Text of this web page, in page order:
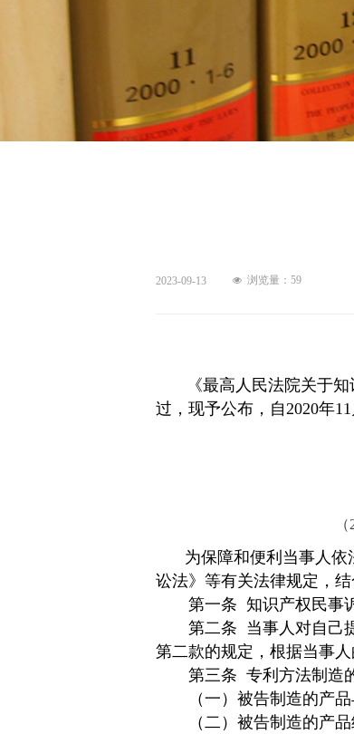
2023-09-13
《最高人民法院关于知
过，现予公布， 自2020年11
（
为保障和便利当事人
讼法》等有关法律规定，
第一条 知识产权民事
第二条 当事人对自己
第二款的规定，根据当事
第三条 专利方法制造
（一）被告制造的产品
（二）被告制造的产品
넶 浏览量： 59